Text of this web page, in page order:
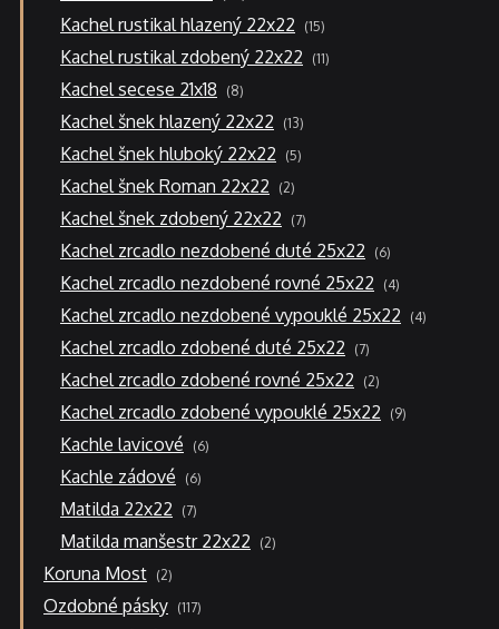
Kachel rustikal hlazený 22x22 1515
produktů
Kachel rustikal zdobený 22x22 1111
produktů
Kachel secese 21x18 88
produktů
Kachel šnek hlazený 22x22 1313
produktů
Kachel šnek hluboký 22x22 55
produktů
Kachel šnek Roman 22x22 22
produkty
Kachel šnek zdobený 22x22 77
produktů
Kachel zrcadlo nezdobené duté 25x22 66
produktů
Kachel zrcadlo nezdobené rovné 25x22 44
produkty
Kachel zrcadlo nezdobené vypouklé 25x22 44
produkty
Kachel zrcadlo zdobené duté 25x22 77
produktů
Kachel zrcadlo zdobené rovné 25x22 22
produkty
Kachel zrcadlo zdobené vypouklé 25x22 99
produktů
Kachle lavicové 66
produktů
Kachle zádové 66
produktů
Matilda 22x22 77
produktů
Matilda manšestr 22x22 22
produkty
Koruna Most 22
produkty
Ozdobné pásky 117117
produktů